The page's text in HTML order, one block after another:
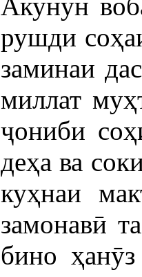
рушди
заминаи
миллат
ҷониби
деҳа ва
куҳнаи
замонавӣ
бино